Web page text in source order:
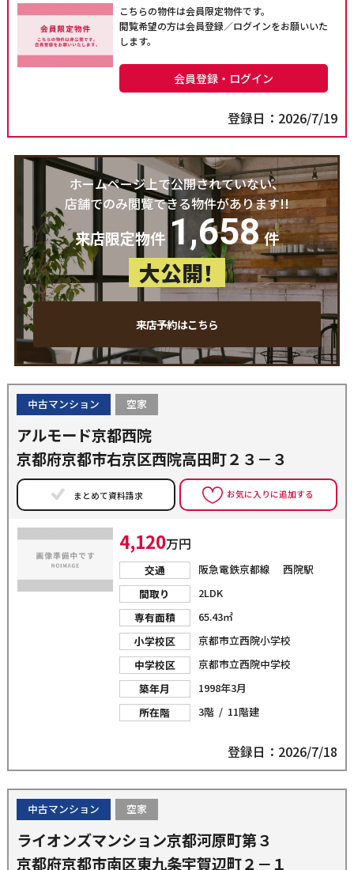
こちらの物件は会員限定物件です。
閲覧希望の方は会員登録／ログインをお願いいた
します。
会員登録・ログイン
登録日：2026/7/19
ホームページ上で公開されていない、
店舗でのみ閲覧できる物件があります!!
来店限定物件 1,658件
大公開！
来店予約はこちら
中古マンション 空家
アルモード京都西院
京都府京都市右京区西院高田町２３－３
まとめて資料請求 お気に入りに追加する
4,120万円
交通
阪急電鉄京都線 西院駅
間取り
2LDK
専有面積
65.43㎡
小学校区
京都市立西院小学校
中学校区
京都市立西院中学校
築年月
1998年3月
所在階
3階 / 11階建
登録日：2026/7/18
中古マンション 空家
ライオンズマンション京都河原町第３
京都府京都市南区東九条宇賀辺町２－１